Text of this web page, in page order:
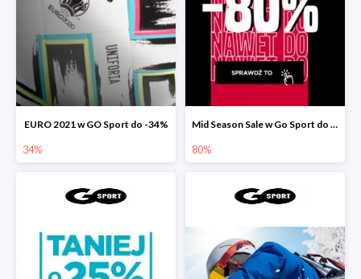
EURO 2021 w GO Sport do -34%
34%
Mid Season Sale w Go Sport do -80%
80%